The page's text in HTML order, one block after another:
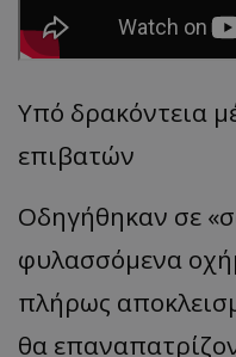
Υπό δρακόντεια
επιβατών
Οδηγήθηκαν σε
φυλασσόμενα
πλήρως
θα